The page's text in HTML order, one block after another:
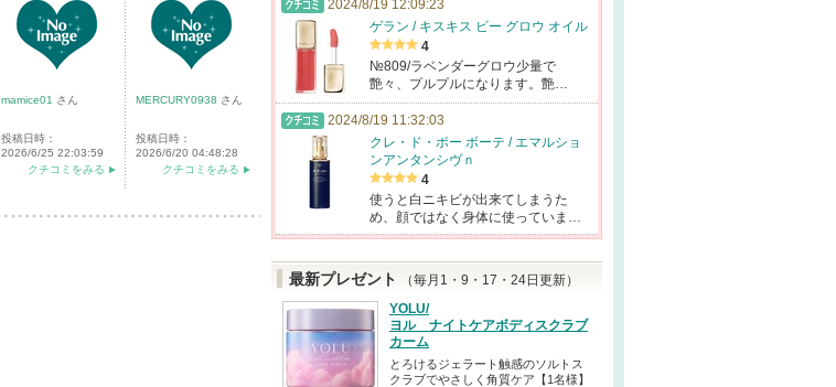
mamice01 さん
投稿日時：
2026/6/25 22:03:59
クチコミをみる
MERCURY0938 さん
投稿日時：
2026/6/20 04:48:28
クチコミをみる
2024/8/19 12:09:23
ゲラン / キスキス ビー グロウ オイル
4
№809/ラベンダーグロウ少量で
艶々、プルプルになります。艶…
2024/8/19 11:32:03
クレ・ド・ポー ボーテ / エマルショ
ンアンタンシヴｎ
4
使うと白ニキビが出来てしまうた
め、顔ではなく身体に使っていま…
最新プレゼント
（毎月1・9・17・24日更新）
YOLU/
ヨル ナイトケアボディスクラブ
カーム
とろけるジェラート触感のソルトス
クラブでやさしく角質ケア【1名様】